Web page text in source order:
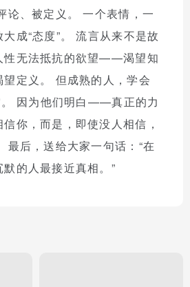
论、被定义。 一个表情，一
成“态度”。 流言从来不是故
性无法抵抗的欲望——渴望知
定义。 但成熟的人，学会
。 因为他们明白——真正的力
你，而是，即使没人相信，
最后，送给大家一句话：“在
的人最接近真相。”